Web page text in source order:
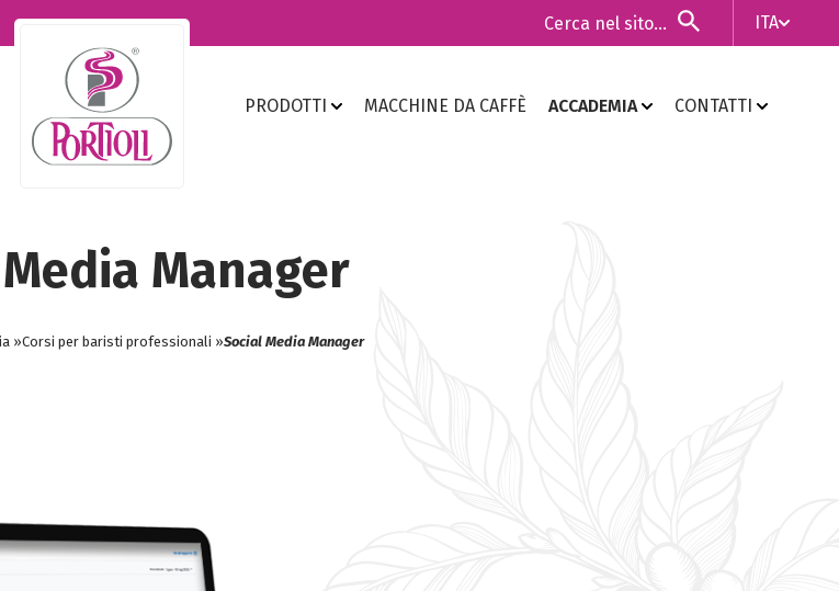
ITA
PRODOTTI MACCHINE DA CAFFÈ ACCADEMIA CONTATTI
Manager
»Corsi per baristi professionali »Social Media Manager